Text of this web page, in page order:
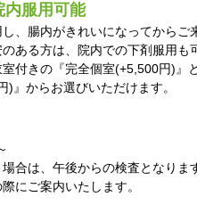
内服用可能
、腸内がきれいになってからご
ある方は、院内での下剤服用も
付きの『完全個室(+5,500円)』
)』からお選びいただけます。
合は、午後からの検査となりま
にご案内いたします。